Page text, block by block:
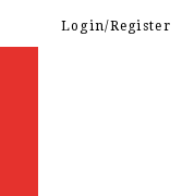
Login/Register